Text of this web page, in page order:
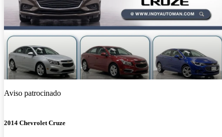
Aviso patrocinado
2014 Chevrolet Cruze